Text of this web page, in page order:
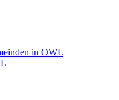
in OWL